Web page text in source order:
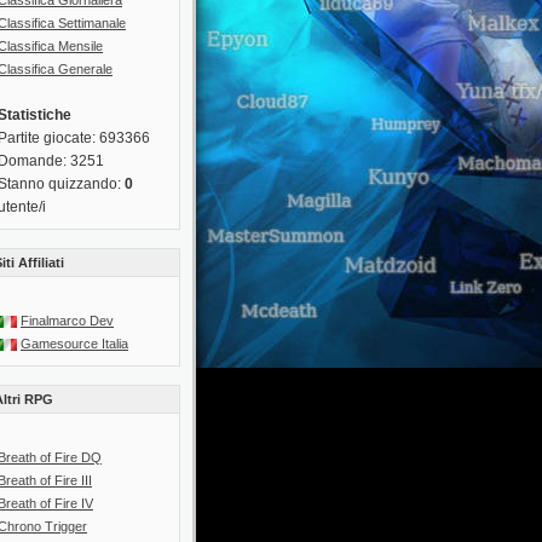
Settimanale
Mensile
Generale
giocate: 693366
3251
quizzando: 0
i
Affiliati
Finalmarco Dev
Gamesource Italia
RPG
of Fire DQ
of Fire III
of Fire IV
Trigger